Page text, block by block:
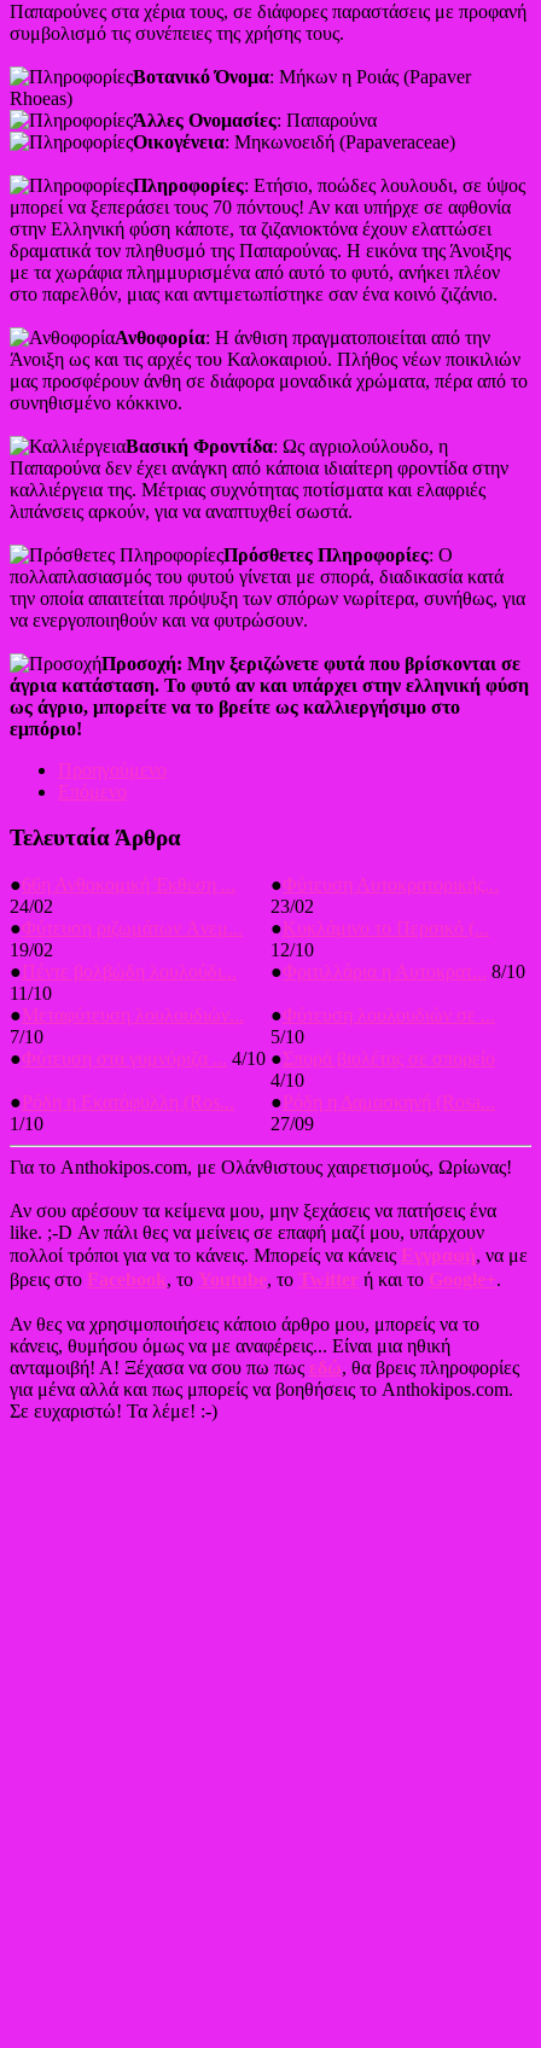
Παπαρούνες στα χέρια τους, σε διάφορες παραστάσεις με προφανή
συμβολισμό τις συνέπειες της χρήσης τους.
Βοτανικό Όνομα: Μήκων η Ροιάς (Papaver
Rhoeas)
Άλλες Ονομασίες: Παπαρούνα
Οικογένεια: Μηκωνοειδή (Papaveraceae)
Πληροφορίες: Ετήσιο, ποώδες λουλουδι, σε ύψος
μπορεί να ξεπεράσει τους 70 πόντους! Αν και υπήρχε σε αφθονία
στην Ελληνική φύση κάποτε, τα ζιζανιοκτόνα έχουν ελαττώσει
δραματικά τον πληθυσμό της Παπαρούνας. Η εικόνα της Άνοιξης
με τα χωράφια πλημμυρισμένα από αυτό το φυτό, ανήκει πλέον
στο παρελθόν, μιας και αντιμετωπίστηκε σαν ένα κοινό ζιζάνιο.
Ανθοφορία: Η άνθιση πραγματοποιείται από την
Άνοιξη ως και τις αρχές του Καλοκαιριού. Πλήθος νέων ποικιλιών
μας προσφέρουν άνθη σε διάφορα μοναδικά χρώματα, πέρα από το
συνηθισμένο κόκκινο.
Βασική Φροντίδα: Ως αγριολούλουδο, η
Παπαρούνα δεν έχει ανάγκη από κάποια ιδιαίτερη φροντίδα στην
καλλιέργεια της. Μέτριας συχνότητας ποτίσματα και ελαφριές
λιπάνσεις αρκούν, για να αναπτυχθεί σωστά.
Πρόσθετες Πληροφορίες: Ο
πολλαπλασιασμός του φυτού γίνεται με σπορά, διαδικασία κατά
την οποία απαιτείται πρόψυξη των σπόρων νωρίτερα, συνήθως, για
να ενεργοποιηθούν και να φυτρώσουν.
Προσοχή: Μην ξεριζώνετε φυτά που βρίσκονται σε
άγρια κατάσταση. Το φυτό αν και υπάρχει στην ελληνική φύση
ως άγριο, μπορείτε να το βρείτε ως καλλιεργήσιμο στο
εμπόριο!
Προηγούμενο
Επόμενο
Τελευταία Άρθρα
●66η Ανθοκομική Έκθεση ...
24/02
●Φύτευση Αυτοκρατορικής...
23/02
●Φύτευση ριζωμάτων Aνεμ...
19/02
●Κυκλάμινο το Περσικό (...
12/10
●Πέντε βολβώδη λουλούδι...
11/10
●Φριτιλλάρια η Αυτοκρατ... 8/10
●Μεταφύτευση λουλουδιών...
7/10
●Φύτευση λουλουδιών σε ...
5/10
●Φύτευση στα γυμνόριζα ... 4/10 ●Σπορά βιολέτας σε σπορείο
4/10
●Ρόδη η Εκατόφυλλη (Ros...
1/10
●Ρόδη η Δαμασκηνή (Rosa...
27/09
Για το Anthokipos.com, με Ολάνθιστους χαιρετισμούς, Ωρίωνας!
Αν σου αρέσουν τα κείμενα μου, μην ξεχάσεις να πατήσεις ένα
like. ;-D Αν πάλι θες να μείνεις σε επαφή μαζί μου, υπάρχουν
πολλοί τρόποι για να το κάνεις. Μπορείς να κάνεις Εγγραφή, να με
βρεις στο Facebook, το Youtube, το Twitter ή και το Google+.
Αν θες να χρησιμοποιήσεις κάποιο άρθρο μου, μπορείς να το
κάνεις, θυμήσου όμως να με αναφέρεις... Είναι μια ηθική
ανταμοιβή! Α! Ξέχασα να σου πω πως εδώ, θα βρεις πληροφορίες
για μένα αλλά και πως μπορείς να βοηθήσεις το Anthokipos.com.
Σε ευχαριστώ! Τα λέμε! :-)